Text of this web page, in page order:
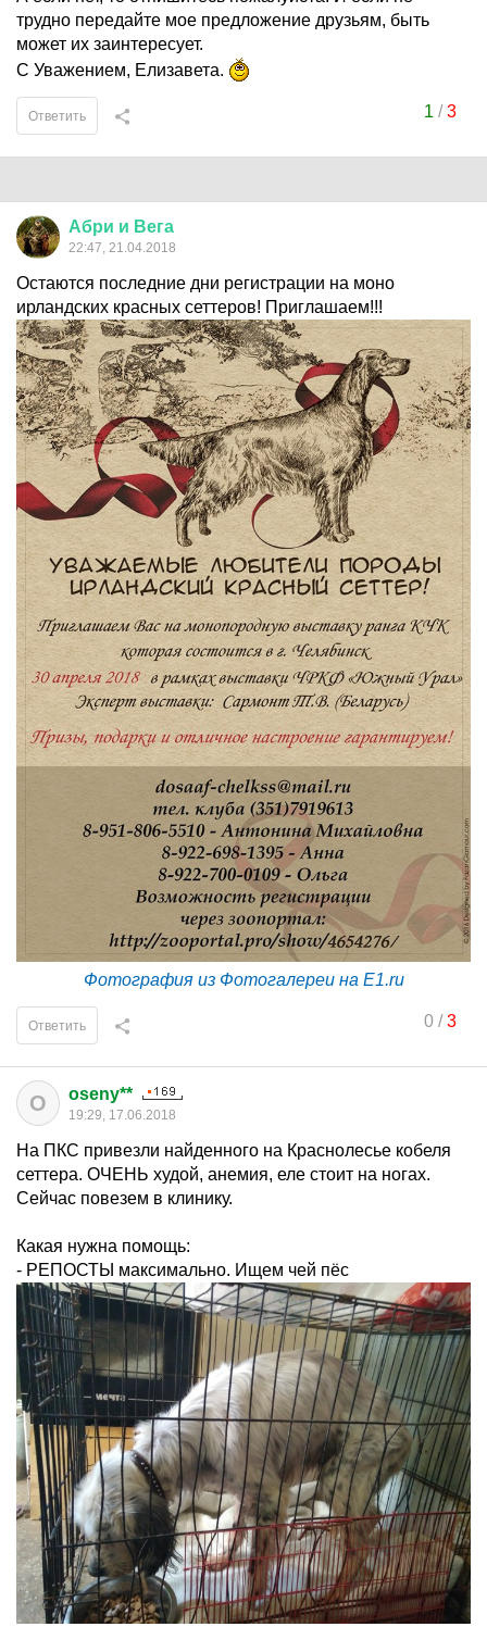
трудно передайте мое предложение друзьям, быть
может их заинтересует.
С Уважением, Елизавета.
1 /3
Ответить
Абри и Вега
22:47, 21.04.2018
Остаются последние дни регистрации на моно
ирландских красных сеттеров! Приглашаем!!!
Фотография из Фотогалереи на E1.ru
0/ 3
Ответить
O oseny**
19:29, 17.06.2018
На ПКС привезли найденного на Краснолесье кобеля
сеттера. ОЧЕНЬ худой, анемия, еле стоит на ногах.
Сейчас повезем в клинику.
Какая нужна помощь:
- РЕПОСТЫ максимально. Ищем чей пёс